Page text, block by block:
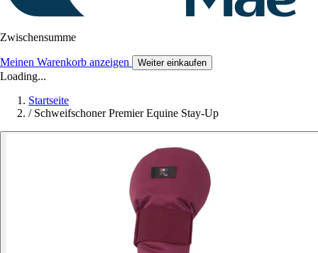
Zwischensumme
Meinen Warenkorb anzeigen Weiter einkaufen
Loading...
Startseite
/ Schweifschoner Premier Equine Stay-Up